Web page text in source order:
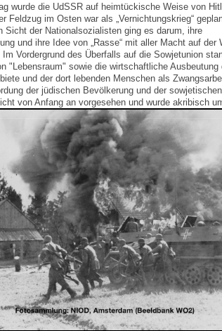
wurde die UdSSR auf heimtückische Weise von
Feldzug im Osten war als „Vernichtungskrieg“
Sicht der Nationalsozialisten ging es darum, ihre
und ihre Idee von „Rasse“ mit aller Macht auf der
Vordergrund des Überfalls auf die Sowjetunion
"Lebensraum" sowie die wirtschaftliche Ausbeutung
und der dort lebenden Menschen als
der jüdischen Bevölkerung und der sowjetischen
von Anfang an vorgesehen und wurde akribisch